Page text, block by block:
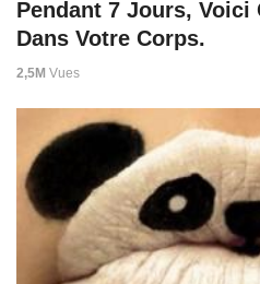
Pendant 7 Jours, Voici
Dans Votre Corps.
2,5M Vues